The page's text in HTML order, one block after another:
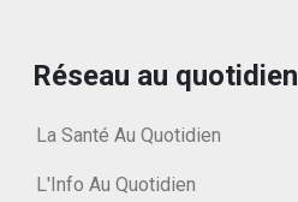
Réseau au quotidien
La Santé Au Quotidien
L'Info Au Quotidien